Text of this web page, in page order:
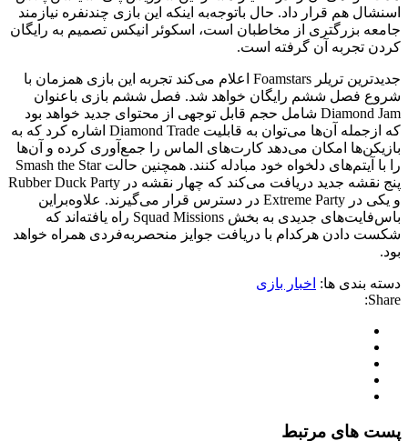
اسنشال هم قرار داد. حال باتوجه‌به اینکه این بازی چندنفره نیازمند
جامعه بزرگتری از مخاطبان است، اسکوئر انیکس تصمیم به رایگان
کردن تجربه آن گرفته است.
جدیدترین تریلر Foamstars اعلام می‌کند تجربه این بازی همزمان با
شروع فصل ششم رایگان خواهد شد. فصل ششم بازی با‌عنوان
Diamond Jam شامل حجم قابل توجهی از محتوای جدید خواهد بود
که ازجمله آن‌ها می‌توان به قابلیت Diamond Trade اشاره کرد که به
بازیکن‌ها امکان می‌دهد کارت‌های الماس را جمع‌آوری کرده و آن‌ها
را با آیتم‌های دلخواه خود مبادله کنند. همچنین حالت Smash the Star
پنج نقشه جدید دریافت می‌کند که چهار نقشه در Rubber Duck Party
و یکی در Extreme Party در دسترس قرار می‌گیرند. علاوه‌براین
باس‌فایت‌های جدیدی به بخش Squad Missions راه یافته‌اند که
شکست دادن هرکدام با دریافت جوایز منحصربه‌فردی همراه خواهد
بود.
دسته بندی ها: اخبار بازی
Share:
پست های مرتبط